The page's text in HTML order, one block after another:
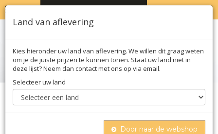
Home Vlees & vis
Selectie kaviaar van siberische steur (acipenser
baerii), aquacultuur china, 30 g
Land van aflevering
Kies hieronder uw land van aflevering. We willen dit graag weten
om je de juiste prijzen te kunnen tonen. Staat uw land niet in
deze lijst? Neem dan contact met ons op via email.
Selecteer uw land
Door naar de webshop